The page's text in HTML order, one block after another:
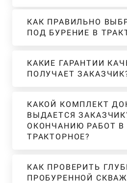
КАК ПРАВИЛЬНО
ПОД БУРЕНИЕ В
КАКИЕ ГАРАНТИИ
ПОЛУЧАЕТ
КАКОЙ КОМПЛЕКТ
ВЫДАЕТСЯ
ОКОНЧАНИЮ РАБОТ В
ТРАКТОРНОЕ?
КАК ПРОВЕРИТЬ
ПРОБУРЕННОЙ